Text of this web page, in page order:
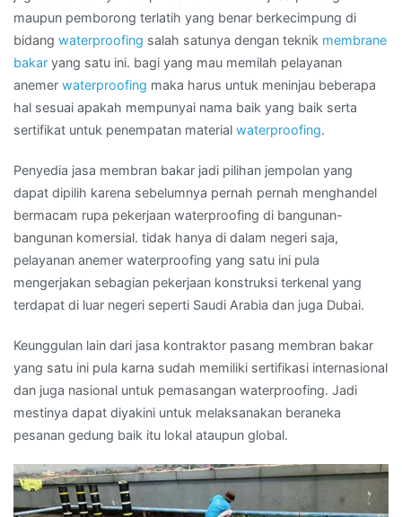
Daerah
SORONG
maupun pemborong terlatih yang benar berkecimpung di
bidang waterproofing salah satunya dengan teknik membrane
bakar yang satu ini. bagi yang mau memilah pelayanan
anemer waterproofing maka harus untuk meninjau beberapa
hal sesuai apakah mempunyai nama baik yang baik serta
sertifikat untuk penempatan material waterproofing.
Penyedia jasa membran bakar jadi pilihan jempolan yang
dapat dipilih karena sebelumnya pernah pernah menghandel
bermacam rupa pekerjaan waterproofing di bangunan-
bangunan komersial. tidak hanya di dalam negeri saja,
pelayanan anemer waterproofing yang satu ini pula
mengerjakan sebagian pekerjaan konstruksi terkenal yang
terdapat di luar negeri seperti Saudi Arabia dan juga Dubai.
Keunggulan lain dari jasa kontraktor pasang membran bakar
yang satu ini pula karna sudah memiliki sertifikasi internasional
dan juga nasional untuk pemasangan waterproofing. Jadi
mestinya dapat diyakini untuk melaksanakan beraneka
pesanan gedung baik itu lokal ataupun global.